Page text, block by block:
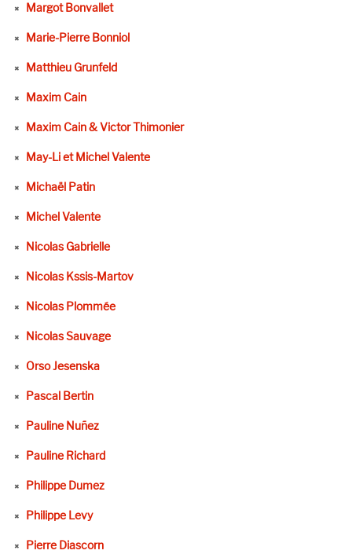
Margot Bonvallet
Marie-Pierre Bonniol
Matthieu Grunfeld
Maxim Cain
Maxim Cain & Victor Thimonier
May-Li et Michel Valente
Michaël Patin
Michel Valente
Nicolas Gabrielle
Nicolas Kssis-Martov
Nicolas Plommée
Nicolas Sauvage
Orso Jesenska
Pascal Bertin
Pauline Nuñez
Pauline Richard
Philippe Dumez
Philippe Levy
Pierre Diascorn